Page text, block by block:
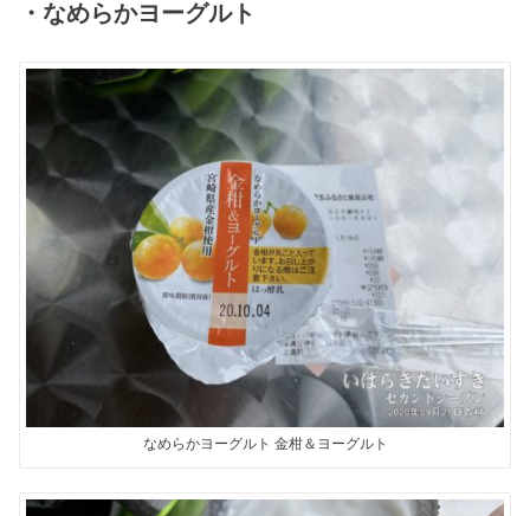
・なめらかヨーグルト
なめらかヨーグルト 金柑＆ヨーグルト